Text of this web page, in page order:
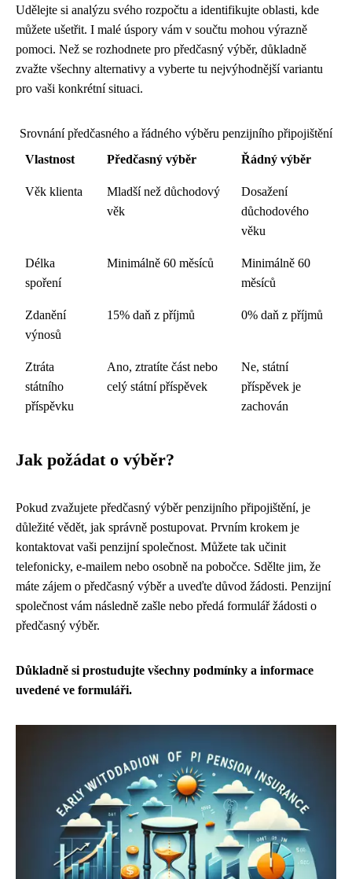
Udělejte si analýzu svého rozpočtu a identifikujte oblasti, kde
můžete ušetřit. I malé úspory vám v součtu mohou výrazně
pomoci. Než se rozhodnete pro předčasný výběr, důkladně
zvažte všechny alternativy a vyberte tu nejvýhodnější variantu
pro vaši konkrétní situaci.
Srovnání předčasného a řádného výběru penzijního připojištění
Vlastnost
Předčasný výběr Řádný výběr
Věk klienta
Mladší než důchodový
věk
Dosažení
důchodového
věku
Délka
spoření
Minimálně 60 měsíců
Minimálně 60
měsíců
Zdanění
výnosů
15% daň z příjmů 0% daň z příjmů
Ztráta
státního
příspěvku
Ano, ztratíte část nebo
celý státní příspěvek
Ne, státní
příspěvek je
zachován
Jak požádat o výběr?
Pokud zvažujete předčasný výběr penzijního připojištění, je
důležité vědět, jak správně postupovat. Prvním krokem je
kontaktovat vaši penzijní společnost. Můžete tak učinit
telefonicky, e-mailem nebo osobně na pobočce. Sdělte jim, že
máte zájem o předčasný výběr a uveďte důvod žádosti. Penzijní
společnost vám následně zašle nebo předá formulář žádosti o
předčasný výběr.
Důkladně si prostudujte všechny podmínky a informace
uvedené ve formuláři.